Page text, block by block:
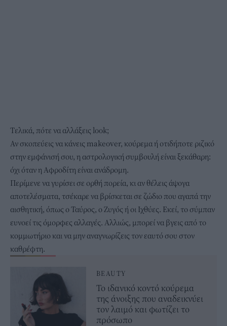
Τελικά, πότε να αλλάξεις look;
Αν σκοπεύεις να κάνεις makeover, κούρεμα ή οτιδήποτε ριζικό
στην εμφάνισή σου, η αστρολογική συμβουλή είναι ξεκάθαρη:
όχι όταν η Αφροδίτη είναι ανάδρομη.
Περίμενε να γυρίσει σε ορθή πορεία, κι αν θέλεις άψογα
αποτελέσματα, τσέκαρε να βρίσκεται σε ζώδιο που αγαπά την
αισθητική, όπως ο Ταύρος, ο Ζυγός ή οι Ιχθύες. Εκεί, το σύμπαν
ευνοεί τις όμορφες αλλαγές. Αλλιώς, μπορεί να βγεις από το
κομμωτήριο και να μην αναγνωρίζεις τον εαυτό σου στον
καθρέφτη.
BEAUTY
Το ιδανικό κοντό κούρεμα
της άνοιξης που αναδεικνύει
τον λαιμό και φωτίζει το
πρόσωπο